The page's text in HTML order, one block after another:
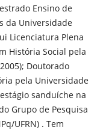
Ensino de
da Universidade
Licenciatura Plena
História Social pela
Doutorado
pela Universidade
sanduíche na
Grupo de Pesquisa
UFRN) . Tem